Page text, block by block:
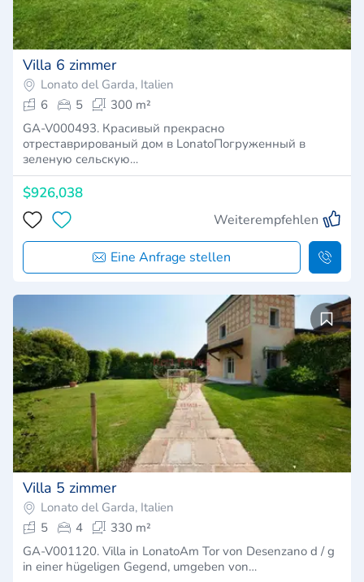
Villa 6 zimmer
Lonato del Garda, Italien
6
5
300 m²
GA-V000493. Красивый прекрасно
отреставрированый дом в LonatoПогруженный в
зеленую сельскую…
$926,038
Weiterempfehlen
Eine Anfrage stellen
Villa 5 zimmer
Lonato del Garda, Italien
5
4
330 m²
GA-V001120. Villa in LonatoAm Tor von Desenzano d / g
in einer hügeligen Gegend, umgeben von…